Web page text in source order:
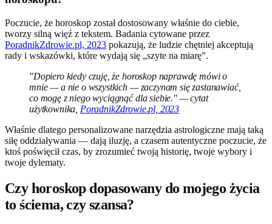
Poczucie, że horoskop został dostosowany właśnie do ciebie,
tworzy silną więź z tekstem. Badania cytowane przez
PoradnikZdrowie.pl, 2023 pokazują, że ludzie chętniej akceptują
rady i wskazówki, które wydają się „szyte na miarę”.
"Dopiero kiedy czuję, że horoskop naprawdę mówi o
mnie — a nie o wszystkich — zaczynam się zastanawiać,
co mogę z niego wyciągnąć dla siebie." — cytat
użytkownika, PoradnikZdrowie.pl, 2023
Właśnie dlatego personalizowane narzędzia astrologiczne mają taką
siłę oddziaływania — dają iluzję, a czasem autentyczne poczucie, że
ktoś poświęcił czas, by zrozumieć twoją historię, twoje wybory i
twoje dylematy.
Czy horoskop dopasowany do mojego życia
to ściema, czy szansa?